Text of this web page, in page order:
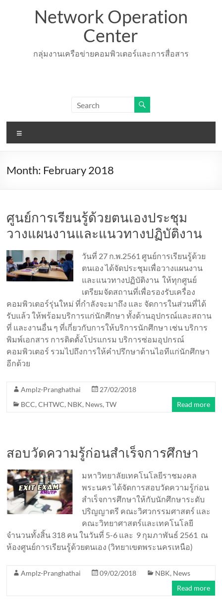
Network Operation
Center
กลุ่มงานเครือข่ายคอมพิวเตอร์เเละการสื่อสาร
Month: February 2018
ศูนย์การเรียนรู้ด้วยตนเองประชุม
วางแผนงานและแนวทางปฏิบัติงาน
วันที่ 27 ก.พ.2561 ศูนย์การเรียนรู้ด้วย
ตนเอง ได้จัดประชุมเพื่อวางแผนงาน
และแนวทางปฏิบัติงาน ให้ทุกศูนย์
เตรียมจัดสถานที่เพื่อรองรับเครื่อง
คอมพิวเตอร์รุ่นใหม่ ที่กำลังจะมาถึง และ จัดการในส่วนที่ได้
รับแล้ว ให้พร้อมบริการแก่นักศึกษา ทั้งด้านอุปกรณ์และสถาน
ที่ และงานอื่น ๆ ที่เกี่ยวกับการให้บริการนักศึกษา เช่น บริการ
พิมพ์เอกสาร การติดตั้งโปรแกรม บริการซ่อมอุปกรณ์
คอมพิวเตอร์ รวมไปถึงการให้คำปรึกษาด้านไอทีแก่นักศึกษา
อีกด้วย
Amplz-Pranghathai
27/02/2018
BCC,CHTWC, NBK, News,TW Read more
สอบวัดความรู้ก่อนสำเร็จการศึกษา
มหาวิทยาลัยเทคโนโลยีราชมงคล
พระนคร ได้จัดการสอบวัดความรู้ก่อน
สำเร็จการศึกษาให้กับนักศึกษาระดับ
ปริญญาตรี คณะวิศวกรรมศาสตร์ และ
คณะวิทยาศาสตร์และเทคโนโลยี
จำนวนทั้งสิ้น 318 คน ในวันที่ 5-6 และ 9 กุมภาพันธ์ 2561 ณ
ห้องศูนย์การเรียนรู้ด้วยตนเอง (วิทยาเขตพระนครเหนือ)
Amplz-Pranghathai 09/02/2018 NBK, News
Read more